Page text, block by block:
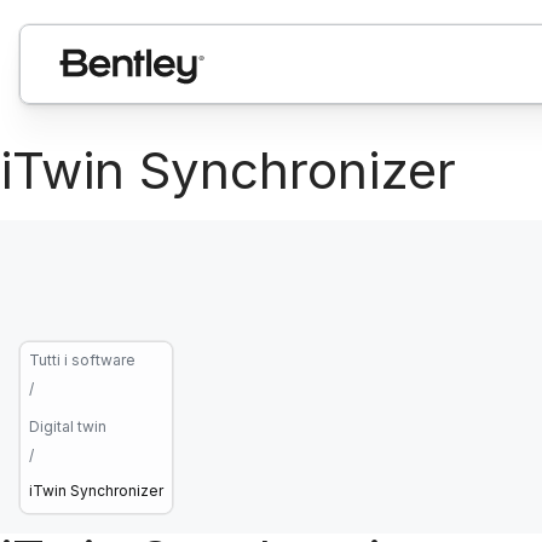
iTwin Synchronizer
Tutti i software
/
Digital twin
/
iTwin Synchronizer